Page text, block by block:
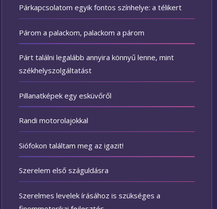
Párkapcsolatom egyik fontos színhelye: a télikert
Párom a palackom, palackom a párom
Párt találni legalább annyira könnyű lenne, mint
székhelyszolgáltatást
Pillanatképek egy esküvőről
Randi motorolajokkal
Siófokon találtam meg az igazit!
Szerelem első száguldásra
Szerelmes levelek írásához is szükséges a